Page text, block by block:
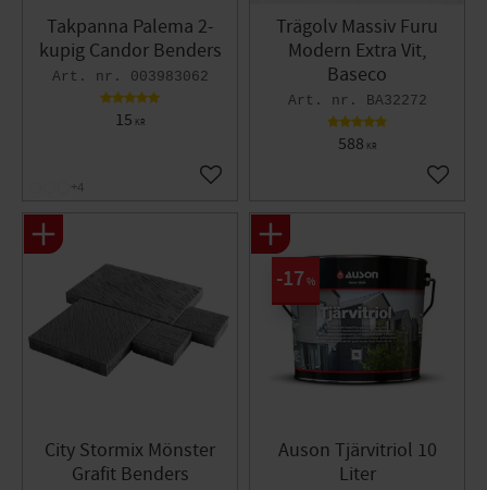
Takpanna Palema 2-
kupig Candor Benders
003983062
15 KR
Lägg till i favoriter
+4
Trägolv Massiv Furu
Modern Extra Vit,
Baseco
BA32272
588 KR
Lägg
City Stormix Mönster
Grafit Benders
Auson Tjärvitriol 10
Liter
17 %